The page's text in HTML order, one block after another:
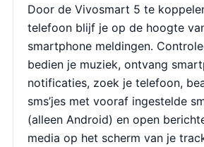
Door de Vivosmart 5 te
telefoon blijf je op de hoogte
smartphone meldingen.
bedien je muziek, ontvang
notificaties, zoek je telefoon,
sms’jes met vooraf ingestelde
(alleen Android) en open
media op het scherm van je